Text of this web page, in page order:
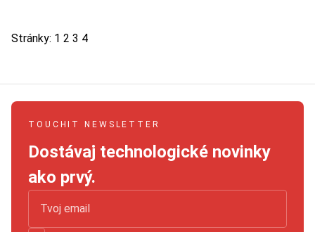
Stránky: 1 2 3 4
TOUCHIT NEWSLETTER
Dostávaj technologické novinky
ako prvý.